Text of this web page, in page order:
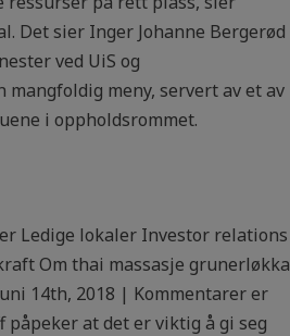
Det sier Inger Johanne Bergerød
ved UiS og
meny, servert av et av
i oppholdsrommet.
Ledige lokaler Investor relations
Om thai massasje grunerløkka
14th, 2018 | Kommentarer er
påpeker at det er viktig å gi seg